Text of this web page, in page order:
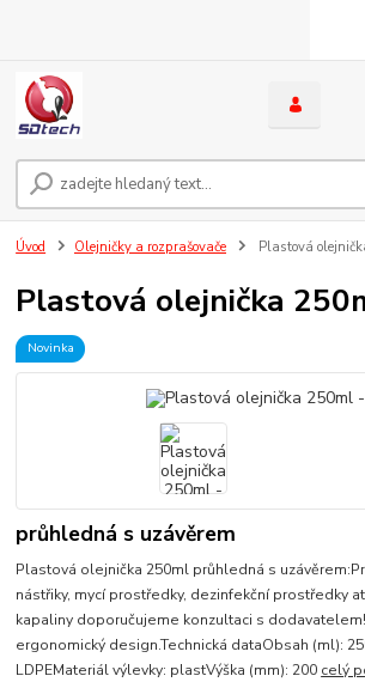
Úvod Olejničky a rozprašovače Plastová
Plastová olejnička
Novinka
průhledná s uzávěrem
Plastová olejnička 250ml průhledná s
nástřiky, mycí prostředky, dezinfekční prostředky
kapaliny doporučujeme konzultaci s
ergonomický design.Technická dataObsah (ml):
LDPEMateriál výlevky: plastVýška (mm): 200 celý